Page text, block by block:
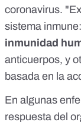
coronavirus.
sistema
inmunidad
anticuerpos, y
basada en la
En algunas
respuesta del